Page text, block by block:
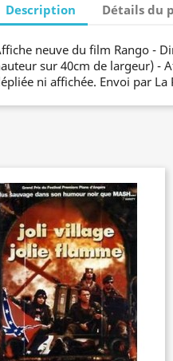
Description Détails du
neuve du film Rango -
sur 40cm de largeur) -
ni affichée. Envoi par La